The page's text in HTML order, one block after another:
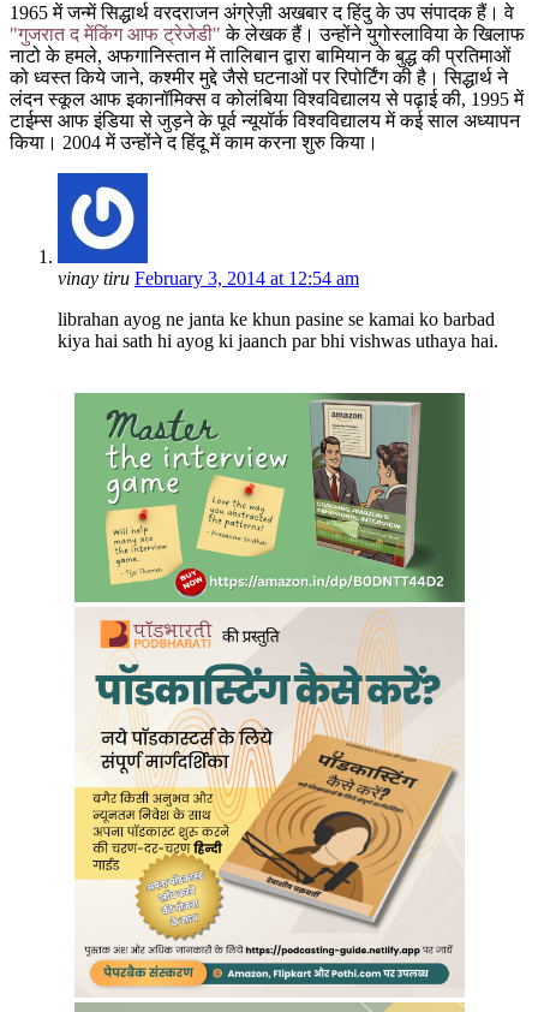
1965 में जन्में सिद्धार्थ वरदराजन अंग्रेज़ी अखबार द हिंदु के उप संपादक हैं। वे
"गुजरात द मेंकिंग आफ ट्रेजेडी" के लेखक हैं। उन्होंने युगोस्लाविया के खिलाफ
नाटो के हमले, अफगानिस्तान में तालिबान द्वारा बामियान के बुद्ध की प्रतिमाओं
को ध्वस्त किये जाने, कश्मीर मुद्दे जैसे घटनाओं पर रिपोर्टिंग की है। सिद्धार्थ ने
लंदन स्कूल आफ इकानॉमिक्स व कोलंबिया विश्वविद्यालय से पढ़ाई की, 1995 में
टाईम्स आफ इंडिया से जुड़ने के पूर्व न्यूयॉर्क विश्वविद्यालय में कई साल अध्यापन
किया। 2004 में उन्होंने द हिंदू में काम करना शुरु किया।
vinay tiru February 3, 2014 at 12:54 am
librahan ayog ne janta ke khun pasine se kamai ko barbad
kiya hai sath hi ayog ki jaanch par bhi vishwas uthaya hai.